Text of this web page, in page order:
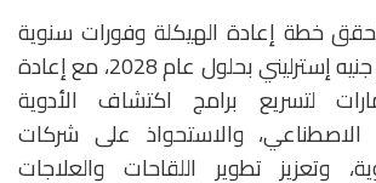
خطة إعادة الهيكلة وفورات سنوية
تصل إلى 1.9 مليار جنيه إسترليني بحلول عام 2028، مع إعادة
لتسريع برامج اكتشاف الأدوية
الاصطناعي، والاستحواذ على شركات
وتعزيز تطوير اللقاحات والعلاجات